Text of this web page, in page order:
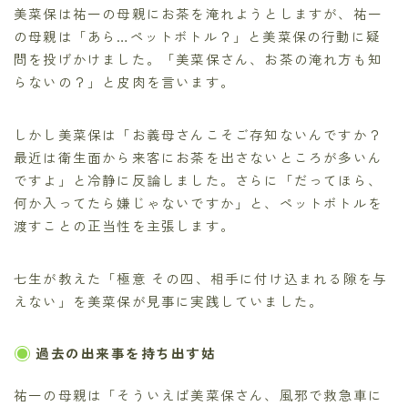
美菜保は祐一の母親にお茶を淹れようとしますが、祐一
の母親は「あら…ペットボトル？」と美菜保の行動に疑
問を投げかけました。「美菜保さん、お茶の淹れ方も知
らないの？」と皮肉を言います。
しかし美菜保は「お義母さんこそご存知ないんですか？
最近は衛生面から来客にお茶を出さないところが多いん
ですよ」と冷静に反論しました。さらに「だってほら、
何か入ってたら嫌じゃないですか」と、ペットボトルを
渡すことの正当性を主張します。
七生が教えた「極意 その四、相手に付け込まれる隙を与
えない」を美菜保が見事に実践していました。
過去の出来事を持ち出す姑
祐一の母親は「そういえば美菜保さん、風邪で救急車に